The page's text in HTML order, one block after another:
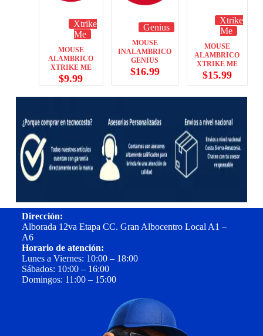
Xtrike
Me
MOUSE
ALAMBRICO
XTRIKE ME
$9.99
Genius
MOUSE
INALAMBRICO
GENIUS
$16.99
Xtrike
Me
MOUSE
ALAMBRICO
XTRIKE ME
$15.99
Dirección:
Alborada 12va Etapa CC. Gran Albocentro Local A1 –
A6
Horario de atención:
Lunes a Viernes: 10:00 – 18:00
Sábados: 10:00 – 16:00
Domingos: 11:00 – 15:00